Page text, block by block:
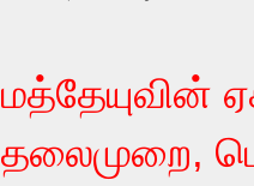
மத்தேயுவின்
தலைமுறை,